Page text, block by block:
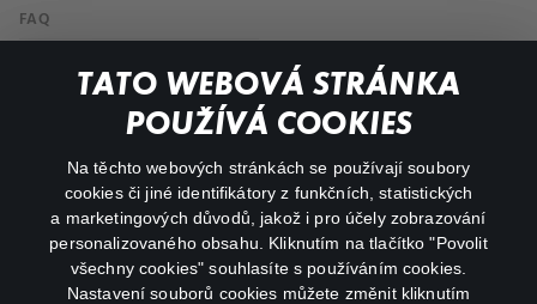
TATO WEBOVÁ STRÁNKA
POUŽÍVÁ COOKIES
Na těchto webových stránkách se používají soubory
cookies či jiné identifikátory z funkčních, statistických
a marketingových důvodů, jakož i pro účely zobrazování
personalizovaného obsahu. Kliknutím na tlačítko "Povolit
všechny cookies" souhlasíte s používáním cookies.
Nastavení souborů cookies můžete změnit kliknutím
FAQ
Můj účet
Důležité odkazy
facebookinstagram
youtube